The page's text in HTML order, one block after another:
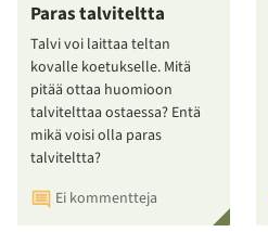
Paras talviteltta
Talvi voi laittaa teltan
kovalle koetukselle. Mitä
pitää ottaa huomioon
talvitelttaa ostaessa? Entä
mikä voisi olla paras
talviteltta?
Ei kommentteja